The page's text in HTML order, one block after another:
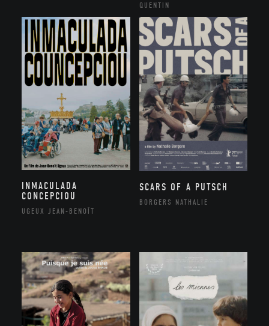
QUENTIN
INMACULADA
CONCEPCIOU
UGEUX JEAN-BENOÎT
SCARS OF A PUTSCH
BORGERS NATHALIE